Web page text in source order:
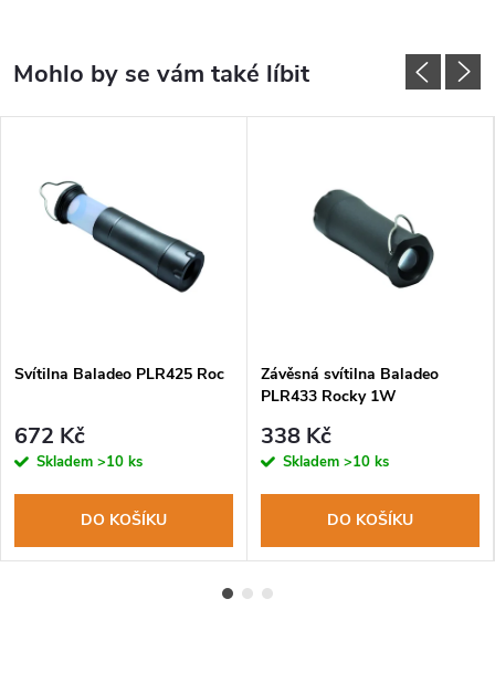
Svítilna Baladeo PLR425 Roc
672 Kč
Skladem >10 ks
DO KOŠÍKU
Závěsná svítilna Baladeo
PLR433 Rocky 1W
338 Kč
Skladem >10 ks
DO KOŠÍKU